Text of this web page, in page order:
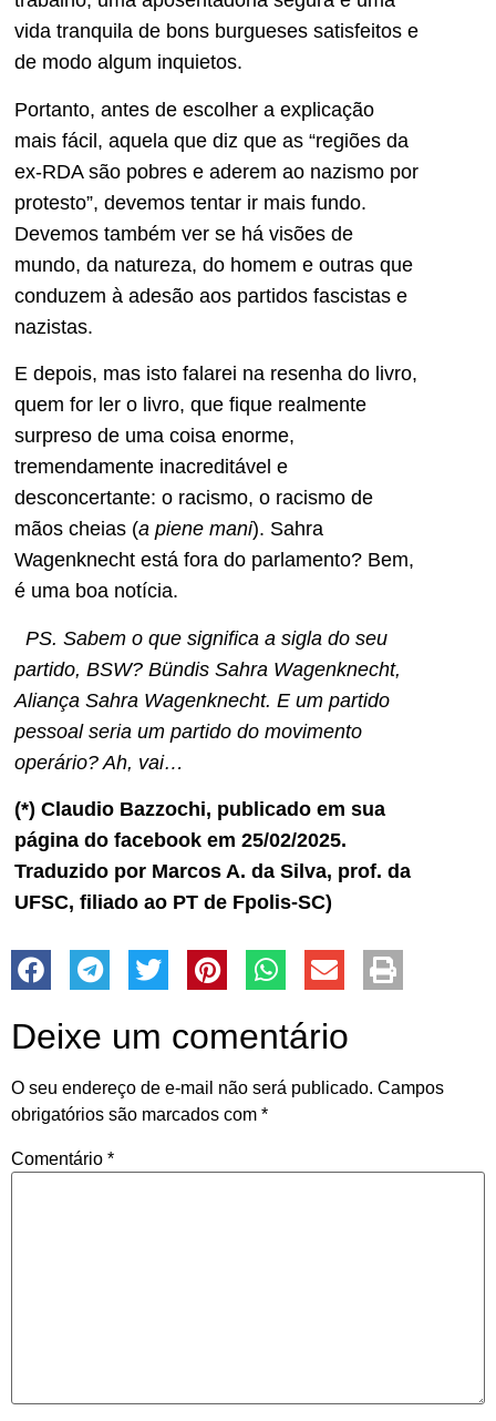
vida tranquila de bons burgueses satisfeitos e
de modo algum inquietos.
Portanto, antes de escolher a explicação
mais fácil, aquela que diz que as “regiões da
ex-RDA são pobres e aderem ao nazismo por
protesto”, devemos tentar ir mais fundo.
Devemos também ver se há visões de
mundo, da natureza, do homem e outras que
conduzem à adesão aos partidos fascistas e
nazistas.
E depois, mas isto falarei na resenha do livro,
quem for ler o livro, que fique realmente
surpreso de uma coisa enorme,
tremendamente inacreditável e
desconcertante: o racismo, o racismo de
mãos cheias (a piene mani). Sahra
Wagenknecht está fora do parlamento? Bem,
é uma boa notícia.
PS. Sabem o que significa a sigla do seu
partido, BSW? Bündis Sahra Wagenknecht,
Aliança Sahra Wagenknecht. E um partido
pessoal seria um partido do movimento
operário? Ah, vai…
(*) Claudio Bazzochi, publicado em sua
página do facebook em 25/02/2025.
Traduzido por Marcos A. da Silva, prof. da
UFSC, filiado ao PT de Fpolis-SC)
Deixe um comentário
O seu endereço de e-mail não será publicado. Campos
obrigatórios são marcados com *
Comentário *